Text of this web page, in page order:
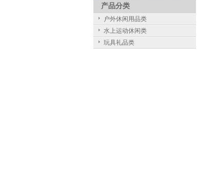
产品分类
户外休闲用品类
水上运动休闲类
玩具礼品类